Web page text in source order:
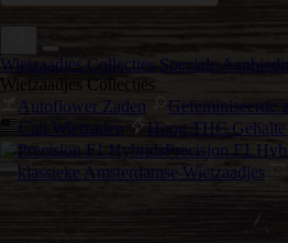
Wietzaadjes Collecties Speciale
Wietzaadjes Collecties
Autoflower Zaden
Gefeminiseerde
Cali Wietzaden
Hoog THC Gehalte
Precision F1
klassieke Amsterdamse Wietzaadjes